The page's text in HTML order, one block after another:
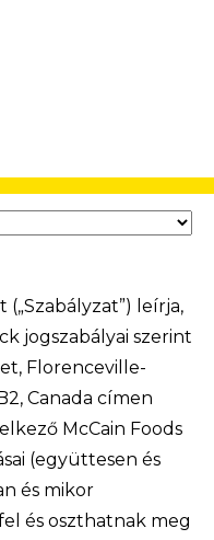
leírja,
jogszabályai szerint
Florenceville-
Canada címen
McCain Foods
(együttesen és
és mikor
és oszthatnak meg